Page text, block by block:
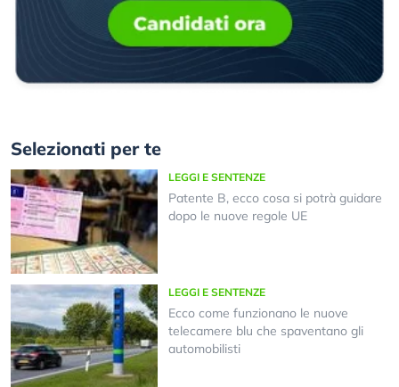
Selezionati per te
LEGGI E SENTENZE
Patente B, ecco cosa si potrà guidare
dopo le nuove regole UE
LEGGI E SENTENZE
Ecco come funzionano le nuove
telecamere blu che spaventano gli
automobilisti